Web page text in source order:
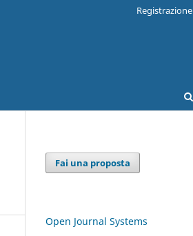
Registrazione
Fai una proposta
Open Journal Systems